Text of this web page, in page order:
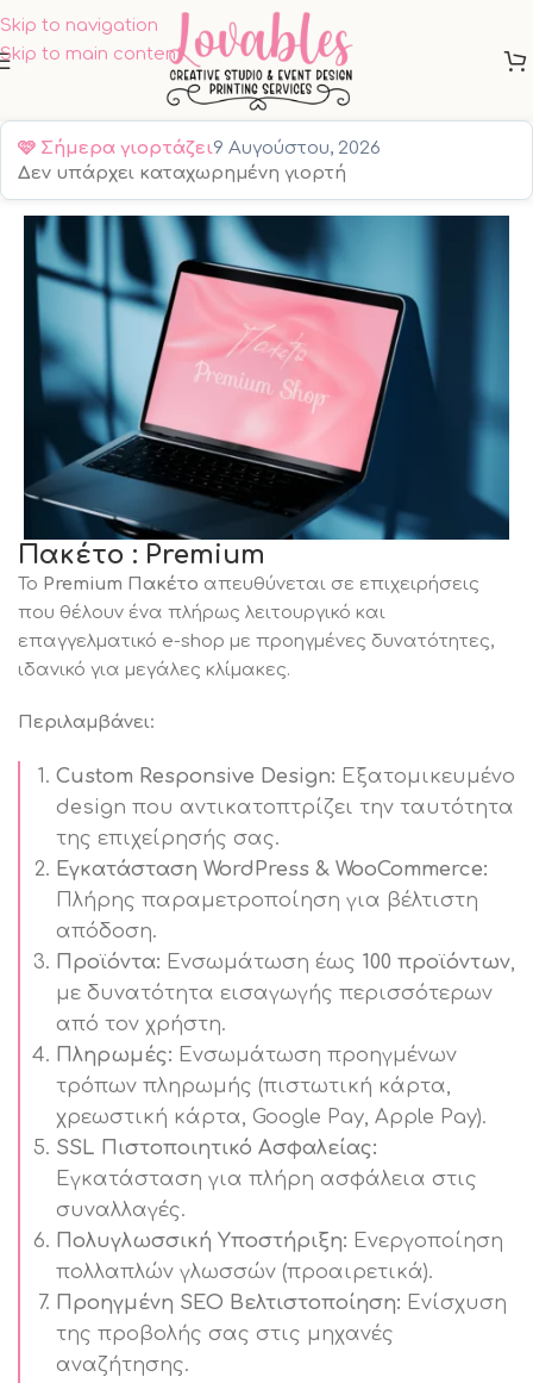
Skip to navigation
Skip to main content
🩷Σήμερα γιορτάζει9 Αυγούστου, 2026
Δεν υπάρχει καταχωρημένη γιορτή
Αρχική σελίδα ΕΠΑΓΓΕΛΜΑΤΙΕΣ SITES
Πακέτο : Premium
Το Premium Πακέτο απευθύνεται σε επιχειρήσεις
που θέλουν ένα πλήρως λειτουργικό και
επαγγελματικό e-shop με προηγμένες δυνατότητες,
ιδανικό για μεγάλες κλίμακες.
Περιλαμβάνει:
Custom Responsive Design: Εξατομικευμένο
design που αντικατοπτρίζει την ταυτότητα
της επιχείρησής σας.
Εγκατάσταση WordPress & WooCommerce:
Πλήρης παραμετροποίηση για βέλτιστη
απόδοση.
Προϊόντα: Ενσωμάτωση έως 100 προϊόντων,
με δυνατότητα εισαγωγής περισσότερων
από τον χρήστη.
Πληρωμές: Ενσωμάτωση προηγμένων
τρόπων πληρωμής (πιστωτική κάρτα,
χρεωστική κάρτα, Google Pay, Apple Pay).
SSL Πιστοποιητικό Ασφαλείας:
Εγκατάσταση για πλήρη ασφάλεια στις
συναλλαγές.
Πολυγλωσσική Υποστήριξη: Ενεργοποίηση
πολλαπλών γλωσσών (προαιρετικά).
Προηγμένη SEO Βελτιστοποίηση: Ενίσχυση
της προβολής σας στις μηχανές
αναζήτησης.